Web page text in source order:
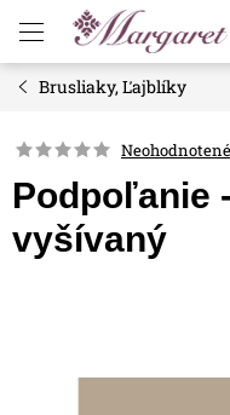
obsah
Brusliaky, Ľajblíky
Neohodnotené
Podpoľanie
vyšívaný